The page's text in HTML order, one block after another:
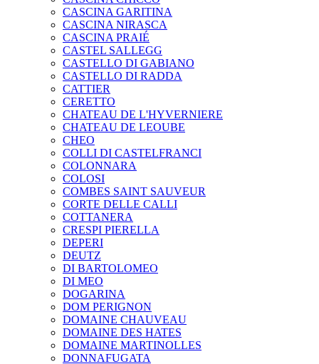
CASCINA GARITINA
CASCINA NIRASCA
CASCINA PRAIÉ
CASTEL SALLEGG
CASTELLO DI GABIANO
CASTELLO DI RADDA
CATTIER
CERETTO
CHATEAU DE L'HYVERNIERE
CHATEAU DE LEOUBE
CHEO
COLLI DI CASTELFRANCI
COLONNARA
COLOSI
COMBES SAINT SAUVEUR
CORTE DELLE CALLI
COTTANERA
CRESPI PIERELLA
DEPERI
DEUTZ
DI BARTOLOMEO
DI MEO
DOGARINA
DOM PERIGNON
DOMAINE CHAUVEAU
DOMAINE DES HATES
DOMAINE MARTINOLLES
DONNAFUGATA